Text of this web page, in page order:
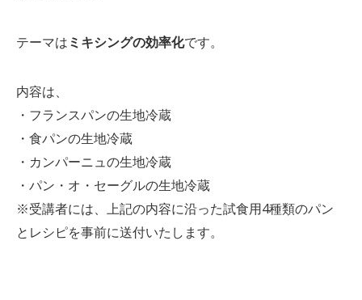
テーマはミキシングの効率化です。
内容は、
・フランスパンの生地冷蔵
・食パンの生地冷蔵
・カンパーニュの生地冷蔵
・パン・オ・セーグルの生地冷蔵
※受講者には、上記の内容に沿った試食用4種類のパン
とレシピを事前に送付いたします。